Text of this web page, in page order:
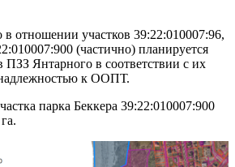
в отношении участков 39:22:010007:96,
(частично) планируется
ПЗЗ Янтарного в соответствии с их
к ООПТ.
парка Беккера 39:22:010007:900